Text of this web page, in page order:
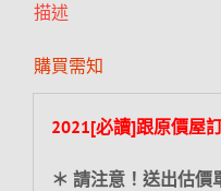
描述
購買需知
2021[必讀]跟原價屋
＊ 請注意！送出估價